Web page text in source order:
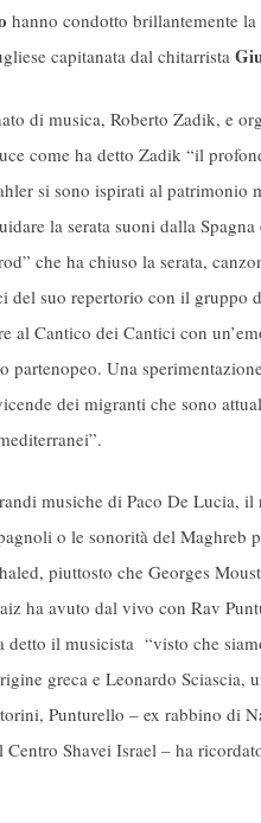
hanno condotto brillantemente
capitanata dal chitarrista
di musica, Roberto Zadik, e
come ha detto Zadik “il
si sono ispirati al patrimonio
la serata suoni dalla
che ha chiuso la serata,
del suo repertorio con il gruppo
al Cantico dei Cantici con
partenopeo. Una
dei migranti che sono
musiche di Paco De Lucia,
o le sonorità del Maghreb
piuttosto che Georges
ha avuto dal vivo con Rav
detto il musicista “visto che
greca e Leonardo
Punturello – ex rabbino di
Centro Shavei Israel – ha